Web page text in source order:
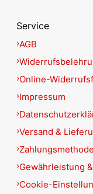
Service
AGB
Online-
Impressum
Versand &
Gewährleistung
Cookie-